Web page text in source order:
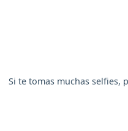
Si te tomas muchas selfies,